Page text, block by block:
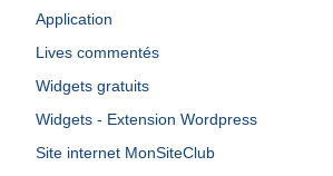
Application
Lives commentés
Widgets gratuits
Widgets - Extension Wordpress
Site internet MonSiteClub